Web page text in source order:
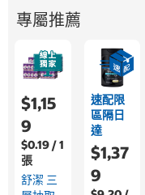
專屬推薦
$1,15
9
$0.19 / 1
張
舒潔 三
速配限
區隔日
達
$1,37
9